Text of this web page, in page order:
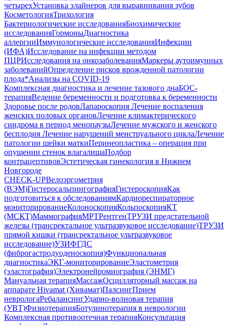
четырехУстановка элайнеров для выравнивания зубов
КосметологияТрихология
Бактериологические исследованияБиохимические
исследованияГормоныДиагностика
аллергииИммунологические исследованияИнфекции
(ИФА)Исследование на инфекции методом
ПЦРИсследования на онкозаболеванияМаркеры аутоимунных
заболеванийОпределение рисков врожденной патологии
плода*Анализы на COVID-19
Комплексная диагностика и лечение тазового днаБОС-
терапияВедение беременности и подготовка к беременности
Здоровье после родовЛапароскопия Лечение воспаления
женских половых органовЛечение климактерического
синдрома в период менопаузыЛечение мужского и женского
бесплодия Лечение нарушений менструального циклаЛечение
патологии шейки маткиПеринеопластика – операция при
опущении стенок влагалищаПодбор
контрацептивовЭстетическая гинекология в Нижнем
Новгороде
CHECK-UPВелоэргометрия
(ВЭМ)ГистеросальпингографияГистероскопияКак
подготовиться к обследованиямКардиореспираторное
мониторированиеКолоноскопияКольпоскопияКТ
(МСКТ)МаммографияМРТРентгенТРУЗИ предстательной
железы (трансректальное ультразвуковое исследование)ТРУЗИ
прямой кишки (трансректальное ультразвуковое
исследование)УЗИФГДС
(фиброгастродуоденоскопия)Функциональная
диагностикаЭКГ-мониторированиеЭластометрия
(эластография)Электронейромиография (ЭНМГ)
Мануальная терапияМассажОсцилляторный массаж на
аппарате Hivamat (Хивамат)ПалсингПрием
неврологаРебалансингУдарно-волновая терапия
(УВТ)ФизиотерапияБотулинотерапия в неврологии
Комплексная противоотечная терапияКонсультация